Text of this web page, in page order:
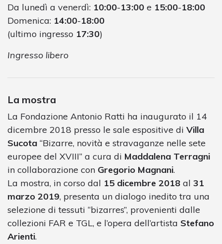
Da lunedì a venerdì: 10:00-13:00 e 15:00-18:00
Domenica: 14:00-18:00
(ultimo ingresso 17:30)
Ingresso libero
La mostra
La Fondazione Antonio Ratti ha inaugurato il 14
dicembre 2018 presso le sale espositive di Villa
Sucota “Bizarre, novità e stravaganze nelle sete
europee del XVIII” a cura di Maddalena Terragni
in collaborazione con Gregorio Magnani.
La mostra, in corso dal 15 dicembre 2018 al 31
marzo 2019, presenta un dialogo inedito tra una
selezione di tessuti “bizarres”, provenienti dalle
collezioni FAR e TGL, e l’opera dell’artista Stefano
Arienti.